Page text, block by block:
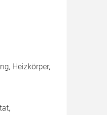
Heizkörper,